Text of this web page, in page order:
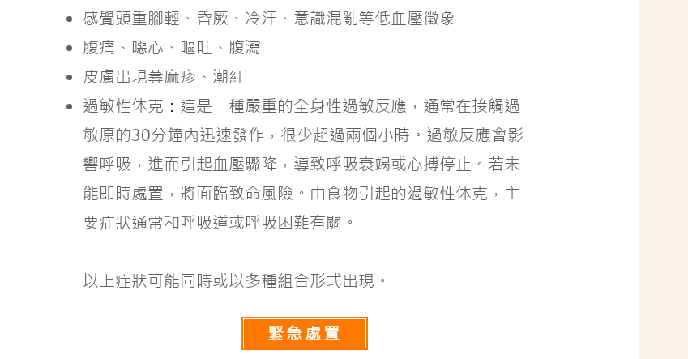
感覺頭重腳輕、昏厥、冷汗、意識混亂等低血壓徵象
腹痛、噁心、嘔吐、腹瀉
皮膚出現蕁麻疹、潮紅
過敏性休克 ： 這是一種嚴重的全身性過敏反應，通常在接觸過
敏原的30分鐘內迅速發作，很少超過兩個小時。 過敏反應會影
響呼吸，進而引起血壓驟降，導致呼吸衰竭或心搏停止。若未
能即時處置，將面臨致命風險。 由食物引起的過敏性休克，主
要症狀通常和呼吸道或呼吸困難有關。
以上症狀可能同時或以多種組合形式出現。
緊急處置